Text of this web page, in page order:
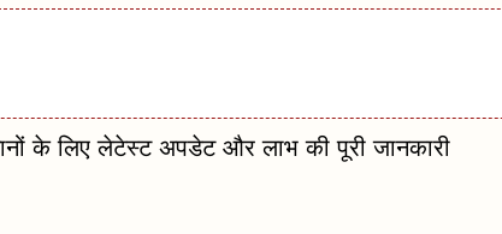
के लिए लेटेस्ट अपडेट और लाभ की पूरी जानकारी